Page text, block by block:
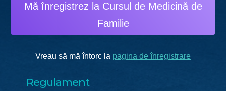
Mă înregistrez la Cursul de Medicină de
Familie
Vreau să mă întorc la pagina de înregistrare
Regulament